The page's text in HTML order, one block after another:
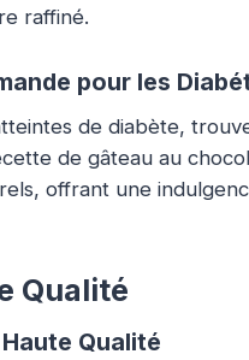
raffiné.
pour les
de diabète,
de gâteau au
offrant une
Qualité
Qualité